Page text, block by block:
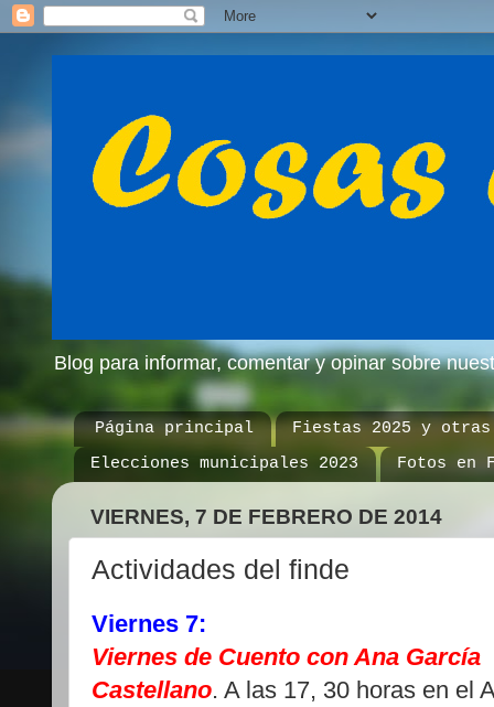
Blog para informar, comentar y opinar sobre
Página principal
Fiestas 2025 y otras
Elecciones municipales 2023
Fotos en
VIERNES, 7 DE FEBRERO DE 2014
Actividades del finde
Viernes 7:
Viernes de Cuento con Ana García
Castellano. A las 17, 30 horas en el